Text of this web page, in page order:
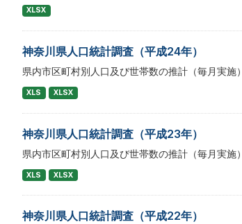
XLSX
神奈川県人口統計調査（平成24年）
県内市区町村別人口及び世帯数の推計（毎月実施）
XLS XLSX
神奈川県人口統計調査（平成23年）
県内市区町村別人口及び世帯数の推計（毎月実施）
XLS XLSX
神奈川県人口統計調査（平成22年）